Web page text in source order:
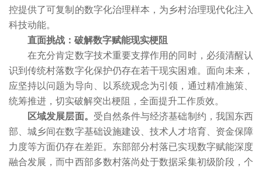
控提供了可复制的数字化治理样本，为乡村治理现代化注入
科技动能。
直面挑战：破解数字赋能现实梗阻
在充分肯定数字技术重要支撑作用的同时，必须清醒认
识到传统村落数字化保护仍存在若干现实困难。面向未来，
应坚持以问题为导向、以系统观念为引领，通过精准施策、
统筹推进，切实破解突出梗阻，全面提升工作质效。
区域发展层面。 受自然条件与经济基础制约，我国东西
部、城乡间在数字基础设施建设、技术人才培育、资金保障
力度等方面仍存在差距。东部部分村落已实现数字赋能深度
融合发展，而中西部多数村落尚处于数据采集初级阶段，个